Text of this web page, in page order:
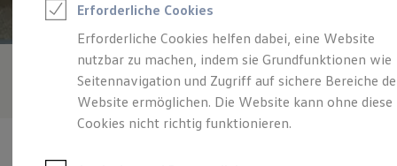
ONE Business ID Vorteile
Fahrzeugsuche & Marktplatz
Fahrzeugsuche
Fahrzeuge online kaufen
Digitaler Marktplatz
Kauf & Finanzierung
Online-Fahrzeugbewertung
Aktionen & Angebote
Erforderliche Cookies
Erforderliche Cookies helfen dabei, eine Website
nutzbar zu machen, indem sie Grundfunktionen wie
Seitennavigation und Zugriff auf sichere Bereiche
Website ermöglichen. Die Website kann ohne diese
Cookies nicht richtig funktionieren.